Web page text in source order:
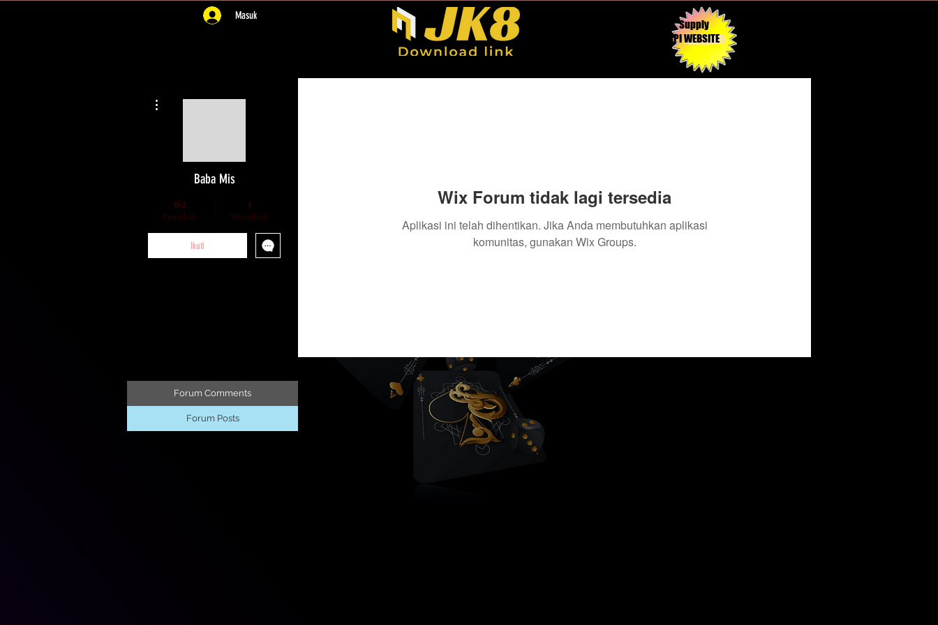
Masuk
Supply
API WEBSITE
Baba Mis
362
Pengikut
1
Mengikuti
Ikuti
Wix Forum tidak lagi tersedia
Aplikasi ini telah dihentikan. Jika Anda membutuhkan aplikasi
komunitas, gunakan Wix Groups.
Forum Comments
Forum Posts